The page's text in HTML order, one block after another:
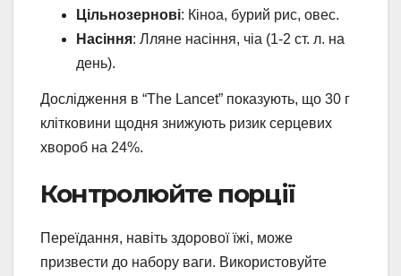
Цільнозернові: Кіноа, бурий рис, овес.
Насіння: Лляне насіння, чіа (1-2 ст. л. на
день).
Дослідження в “The Lancet” показують, що 30 г
клітковини щодня знижують ризик серцевих
хвороб на 24%.
Контролюйте порції
Переїдання, навіть здорової їжі, може
призвести до набору ваги. Використовуйте